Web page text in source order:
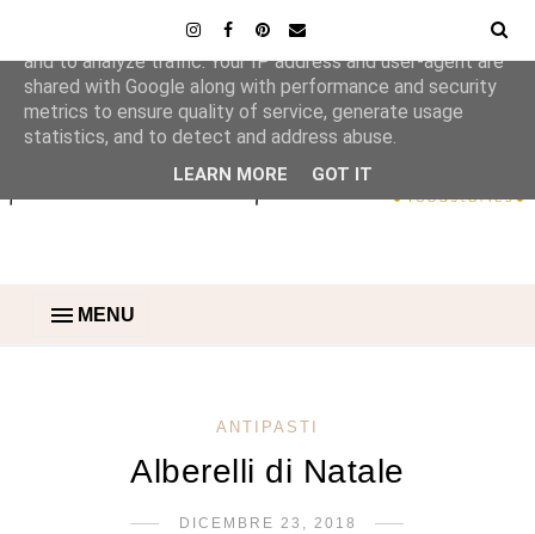
MENU
ANTIPASTI
Alberelli di Natale
DICEMBRE 23, 2018
This site uses cookies from Google to deliver its services
and to analyze traffic. Your IP address and user-agent are
shared with Google along with performance and security
metrics to ensure quality of service, generate usage
statistics, and to detect and address abuse.
LEARN MORE GOT IT